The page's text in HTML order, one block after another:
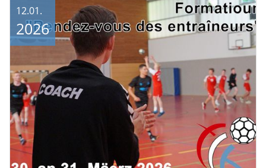
12.01.
2026